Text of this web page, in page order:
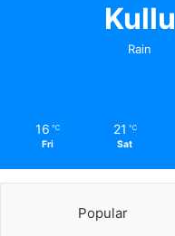
Kullu
Rain
16 ℃
Fri
21 ℃
Sat
Popular